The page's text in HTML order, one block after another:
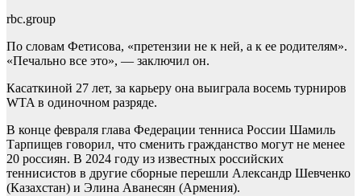
rbc.group
По словам Фетисова, «претензии не к ней, а к ее родителям».
«Печально все это», — заключил он.
Касаткиной 27 лет, за карьеру она выиграла восемь турниров
WTA в одиночном разряде.
В конце февраля глава Федерации тенниса России Шамиль
Тарпищев говорил, что сменить гражданство могут не менее
20 россиян. В 2024 году из известных российских
теннисистов в другие сборные перешли Александр Шевченко
(Казахстан) и Элина Аванесян (Армения).